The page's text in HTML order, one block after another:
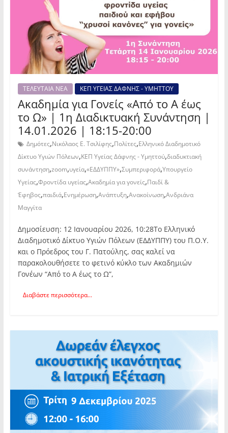
ΤΕΛΕΥΤΑΙΑ ΝΕΑ ΚΕΠ ΥΓΕΙΑΣ ΔΑΦΝΗΣ - ΥΜΗΤΤΟΥ
Ακαδημία για Γονείς «Από το Α έως
το Ω» | 1η Διαδικτυακή Συνάντηση |
14.01.2026 | 18:15-20:00
Δημότες,Νικόλαος Ε. Τσιλίφης,Πολίτες,Ελληνικό Διαδημοτικό
Δίκτυο Υγιών Πόλεων,ΚΕΠ Υγείας Δάφνης - Υμηττού,διαδυκτιακή
συνάντηση,zoom,υγεία,«ΕΔΔΥΠΠΥ»,Συμπεριφορά,Υπουργείο
Υγείας,Φροντίδα υγείας,Ακαδημία για γονείς,Παιδί &
Έφηβος,παιδιά,Ενημέρωση,Ανάπτυξη,Ανακοίνωση,Ανδριάνα
Μαγγίτα
Δημοσίευση: 12 Ιανουαρίου 2026, 10:28Το Ελληνικό
Διαδημοτικό Δίκτυο Υγιών Πόλεων (ΕΔΔΥΠΠΥ) του Π.Ο.Υ.
και ο Πρόεδρος του Γ. Πατούλης, σας καλεί να
παρακολουθήσετε το φετινό κύκλο των Ακαδημιών
Γονέων “Από το Α έως το Ω”,
Διαβάστε περισσότερα...